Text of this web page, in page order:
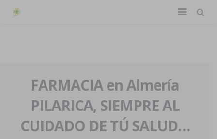
La farmacia
Nuestra historia
Nuestro equipo
Eventos
Servicios y reservas
FARMACIA en Almería
PILARICA, SIEMPRE AL
CUIDADO DE TÚ SALUD…